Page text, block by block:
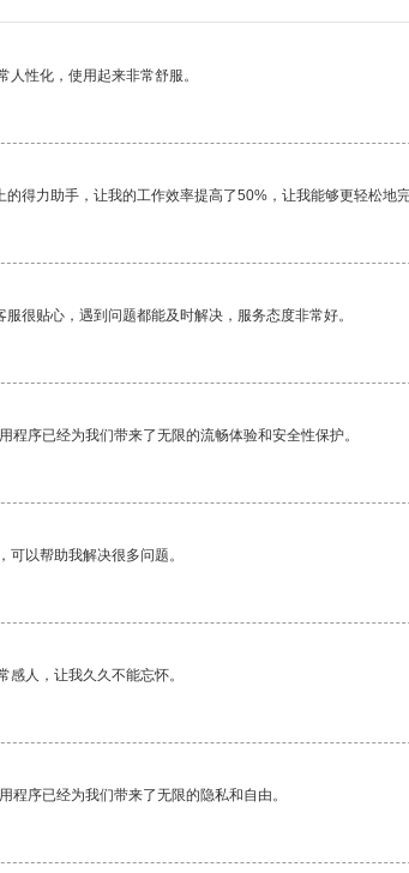
人性化，使用起来非常舒服。
得力助手，让我的工作效率提高了50%，让我能够更轻松地完
很贴心，遇到问题都能及时解决，服务态度非常好。
程序已经为我们带来了无限的流畅体验和安全性保护。
可以帮助我解决很多问题。
感人，让我久久不能忘怀。
程序已经为我们带来了无限的隐私和自由。